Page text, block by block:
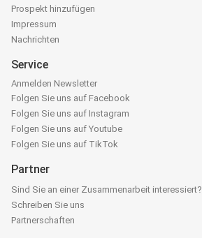
Prospekt hinzufügen
Impressum
Nachrichten
Service
Anmelden Newsletter
Folgen Sie uns auf Facebook
Folgen Sie uns auf Instagram
Folgen Sie uns auf Youtube
Folgen Sie uns auf TikTok
Partner
Sind Sie an einer Zusammenarbeit interessiert?
Schreiben Sie uns
Partnerschaften